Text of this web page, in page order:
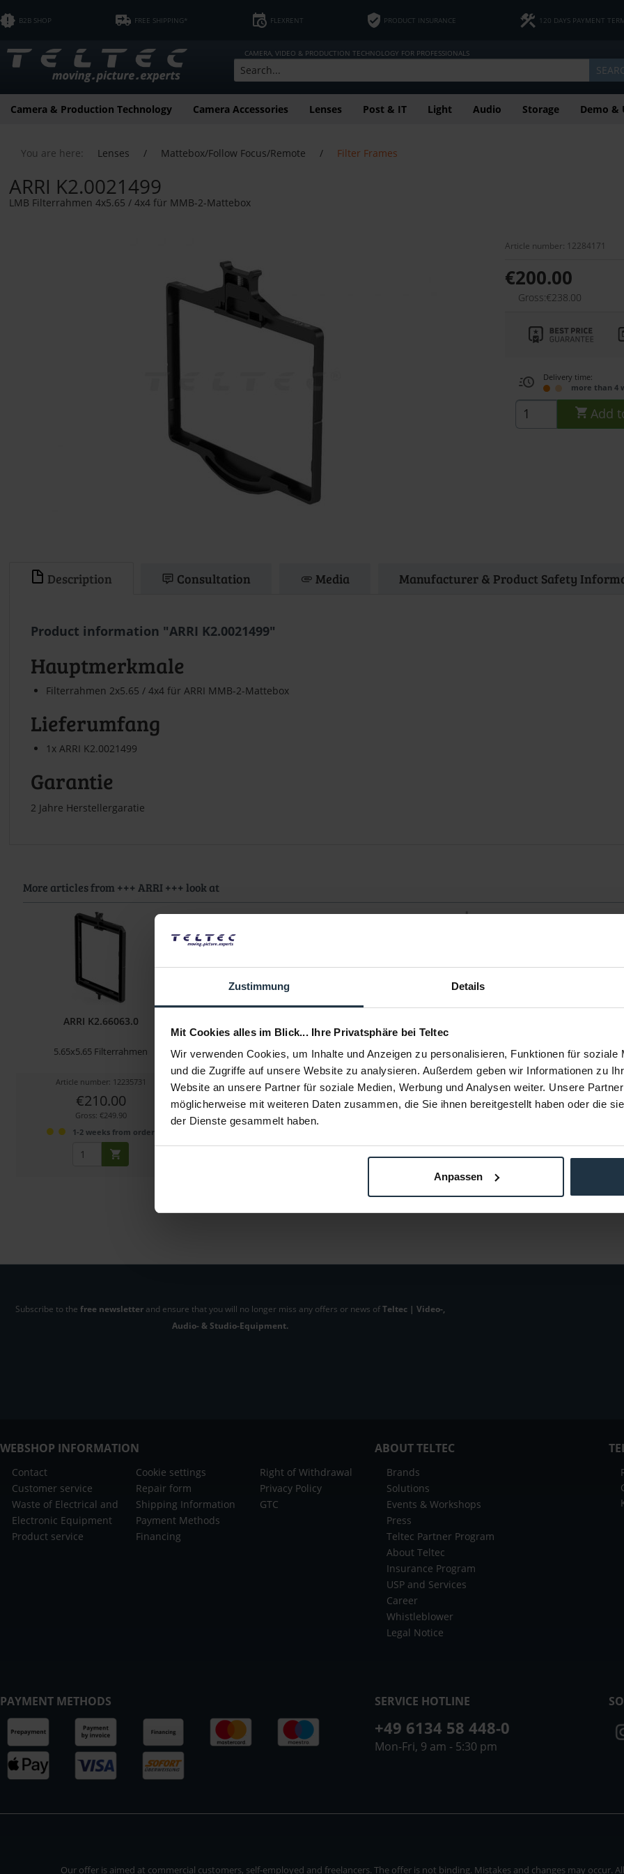
Zustimmung Details
Mit Cookies alles im Blick... Ihre Privatsphäre bei Teltec
Wir verwenden Cookies, um Inhalte und Anzeigen zu personalisieren, Funktionen für soziale
und die Zugriffe auf unsere Website zu analysieren. Außerdem geben wir Informationen zu
Website an unsere Partner für soziale Medien, Werbung und Analysen weiter. Unsere
möglicherweise mit weiteren Daten zusammen, die Sie ihnen bereitgestellt haben oder die
der Dienste gesammelt haben.
Anpassen
B2B SHOP FREE SHIPPING* FLEXRENT PRODUCT INSURANCE 120 DAYS PAYMENT
CAMERA, VIDEO & PRODUCTION TECHNOLOGY FOR PROFESSIONALS
Camera & Production Technology Camera Accessories Lenses Post & IT Light Audio Storage Demo &
You are here: Lenses / Mattebox/Follow Focus/Remote / Filter Frames
ARRI K2.0021499
LMB Filterrahmen 4x5.65 / 4x4 für MMB-2-Mattebox
Article number: 12284171
€200.00
Gross:€238.00
Delivery time:
more than 4
Add
Description Consultation Media Manufacturer & Product Safety
Product information "ARRI K2.0021499"
Hauptmerkmale
Filterrahmen 2x5.65 / 4x4 für ARRI MMB-2-Mattebox
Lieferumfang
1x ARRI K2.0021499
Garantie
2 Jahre Herstellergaratie
More articles from +++ ARRI +++ look at
ARRI K2.66063.0
5.65x5.65 Filterrahmen
Article number: 12235731
€210.00
Gross: €249.90
1-2 weeks from order
6.6x6.6 auf 4 x5.65
Reduzierrahmen für 4 x 5.65 Filter bei
K2.66026.0
Article number: 12235732
€250.00
Gross: €297.50
4"x5.65" Filterrahmen für 16x9
Weitwinkel Ersatz
Article number: 12233467
€220.00
F2
Subscribe to the free newsletterand ensure that you will no longer miss any offers or news ofTeltec | Video-,
Audio- & Studio-Equipment.
WEBSHOP INFORMATION
Contact
Customer service
Waste of Electrical and
Electronic Equipment
Product service
Cookie settings
Repair form
Shipping Information
Payment Methods
Financing
Right of Withdrawal
Privacy Policy
GTC
ABOUT TELTEC
Brands
Solutions
Events & Workshops
Press
Teltec Partner Program
About Teltec
Insurance Program
USP and Services
Career
Whistleblower
Legal Notice
PAYMENT METHODS SERVICE HOTLINE
+49 6134 58 448-0
Mon-Fri, 9 am - 5:30 pm
Our offer is aimed at commercial customers, self-employed and freelancers. The offer is not binding. Mistakes and changes may occur.